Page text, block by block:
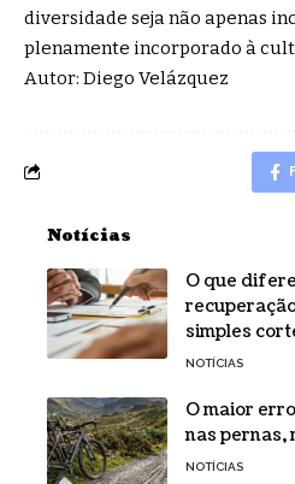
diversidade seja não apenas
plenamente incorporado à
Autor: Diego Velázquez
Notícias
O que
simples
NOTÍCIAS
O maior
nas pernas,
NOTÍCIAS